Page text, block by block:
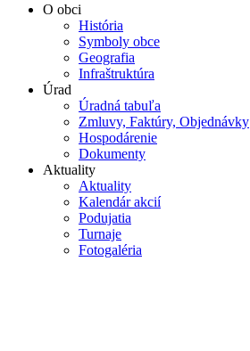
O obci
História
Symboly obce
Geografia
Infraštruktúra
Úrad
Úradná tabuľa
Zmluvy, Faktúry, Objednávky
Hospodárenie
Dokumenty
Aktuality
Aktuality
Kalendár akcií
Podujatia
Turnaje
Fotogaléria